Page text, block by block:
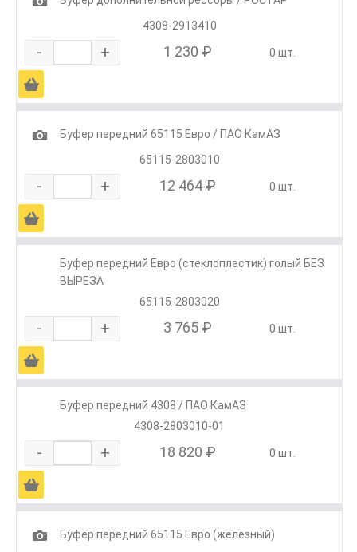
4308-2913410
- + 1 230 ₽ 0 шт.
Ä
1
Буфер передний 65115 Евро / ПАО КамАЗ
65115-2803010
- + 12 464 ₽ 0 шт.
Ä
Буфер передний Евро (стеклопластик) голый БЕЗ
ВЫРЕЗА
65115-2803020
- + 3 765 ₽ 0 шт.
Ä
Буфер передний 4308 / ПАО КамАЗ
4308-2803010-01
- + 18 820 ₽ 0 шт.
Ä
1
Буфер передний 65115 Евро (железный)